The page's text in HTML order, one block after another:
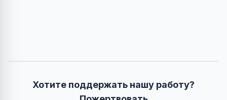
Хотите поддержать нашу работу?